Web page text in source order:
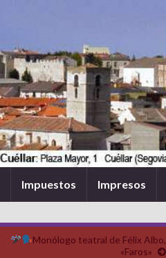
Impuestos Impresos
Monólogo teatral de Félix Albo,
«Faros»